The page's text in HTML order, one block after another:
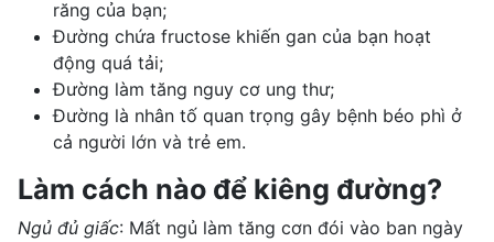
răng của bạn;
Đường chứa fructose khiến gan của bạn hoạt
động quá tải;
Đường làm tăng nguy cơ ung thư;
Đường là nhân tố quan trọng gây bệnh béo phì ở
cả người lớn và trẻ em.
Làm cách nào để kiêng đường?
Ngủ đủ giấc: Mất ngủ làm tăng cơn đói vào ban ngày